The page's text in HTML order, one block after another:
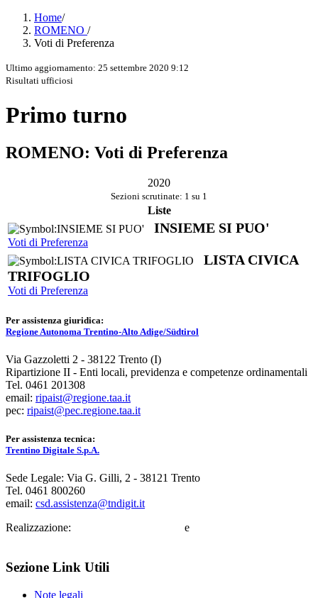
Home/
ROMENO /
Voti di Preferenza
Ultimo aggiornamento: 25 settembre 2020 9:12
Risultati ufficiosi
Primo turno
ROMENO: Voti di Preferenza
2020
Sezioni scrutinate: 1 su 1
Liste
INSIEME SI PUO'
Voti di Preferenza
LISTA CIVICA
TRIFOGLIO
Voti di Preferenza
Per assistenza giuridica:
Regione Autonoma Trentino-Alto Adige/Südtirol
Via Gazzoletti 2 - 38122 Trento (I)
Ripartizione II - Enti locali, previdenza e competenze ordinamentali
Tel. 0461 201308
email: ripaist@regione.taa.it
pec: ripaist@pec.regione.taa.it
Per assistenza tecnica:
Trentino Digitale S.p.A.
Sede Legale: Via G. Gilli, 2 - 38121 Trento
Tel. 0461 800260
email: csd.assistenza@tndigit.it
Realizzazione:
e
Sezione Link Utili
Note legali